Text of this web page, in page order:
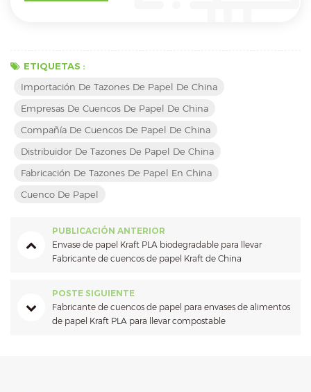
ETIQUETAS :
Importación De Tazones De Papel De China
Empresas De Cuencos De Papel De China
Compañía De Cuencos De Papel De China
Distribuidor De Tazones De Papel De China
Fabricación De Tazones De Papel En China
Cuenco De Papel
PUBLICACIÓN ANTERIOR
Envase de papel Kraft PLA biodegradable para llevar
Fabricante de cuencos de papel Kraft de China
POSTE SIGUIENTE
Fabricante de cuencos de papel para envases de alimentos
de papel Kraft PLA para llevar compostable